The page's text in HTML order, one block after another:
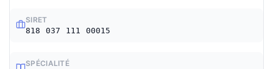
SIRET
818 037 111 00015
SPÉCIALITÉ